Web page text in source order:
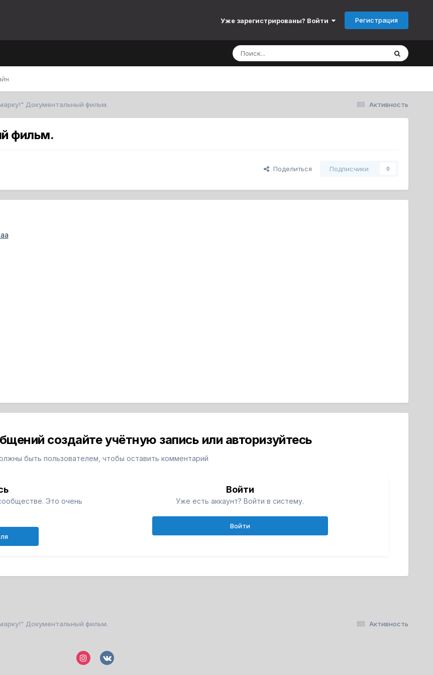
Уже зарегистрированы? Войти Регистрация
Активность
Документальный фильм.
фильм.
Поделиться Подписчики 0
создайте учётную запись или авторизуйтесь
быть пользователем, чтобы оставить комментарий
Это очень
Войти
Уже есть аккаунт? Войти в систему.
Войти
Активность
Документальный фильм.